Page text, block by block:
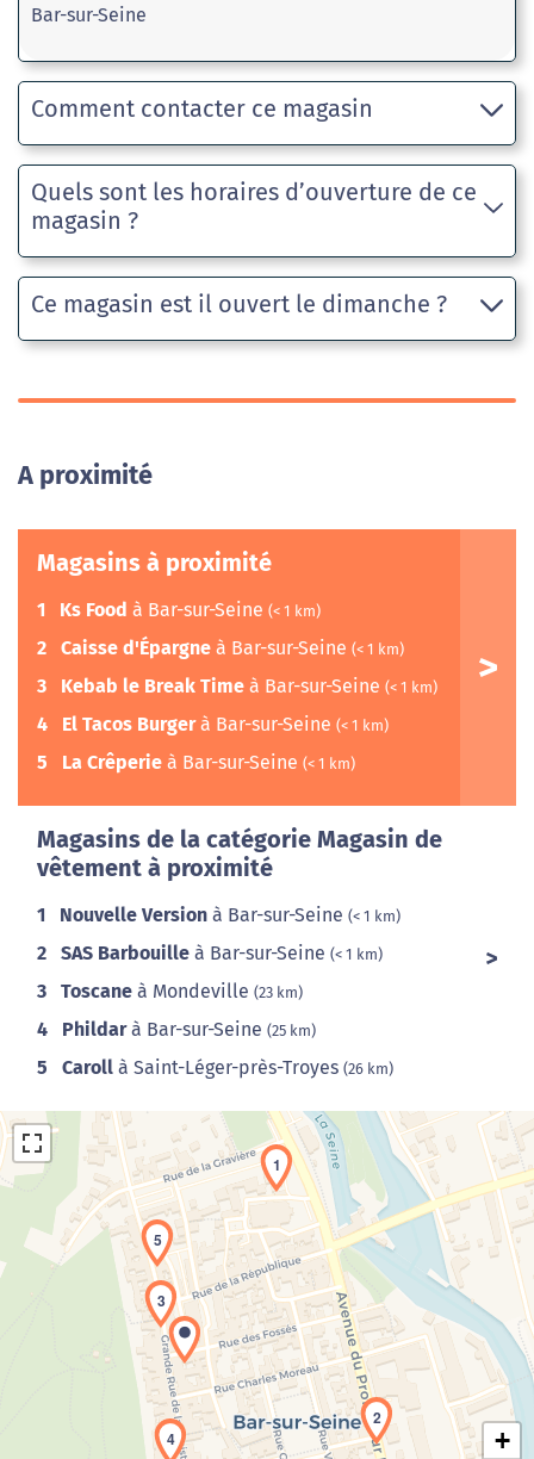
Bar-sur-Seine
Comment contacter ce magasin
Quels sont les horaires d’ouverture de ce
magasin ?
Ce magasin est il ouvert le dimanche ?
A proximité
Magasins à proximité
1 Ks Food à Bar-sur-Seine (< 1 km)
2 Caisse d'Épargne à Bar-sur-Seine (< 1 km)
3 Kebab le Break Time à Bar-sur-Seine (< 1 km)
4 El Tacos Burgerà Bar-sur-Seine (< 1 km)
5 La Crêperie à Bar-sur-Seine (< 1 km)
Magasins de la catégorie Magasin de
vêtement à proximité
1 Nouvelle Version à Bar-sur-Seine (< 1 km)
2 SAS Barbouille à Bar-sur-Seine (< 1 km)
3 Toscane à Mondeville (23 km)
4 Phildarà Bar-sur-Seine (25 km)
5 Caroll à Saint-Léger-près-Troyes (26 km)
Chargement de la carte en cours...
1
2
3
4
5
+